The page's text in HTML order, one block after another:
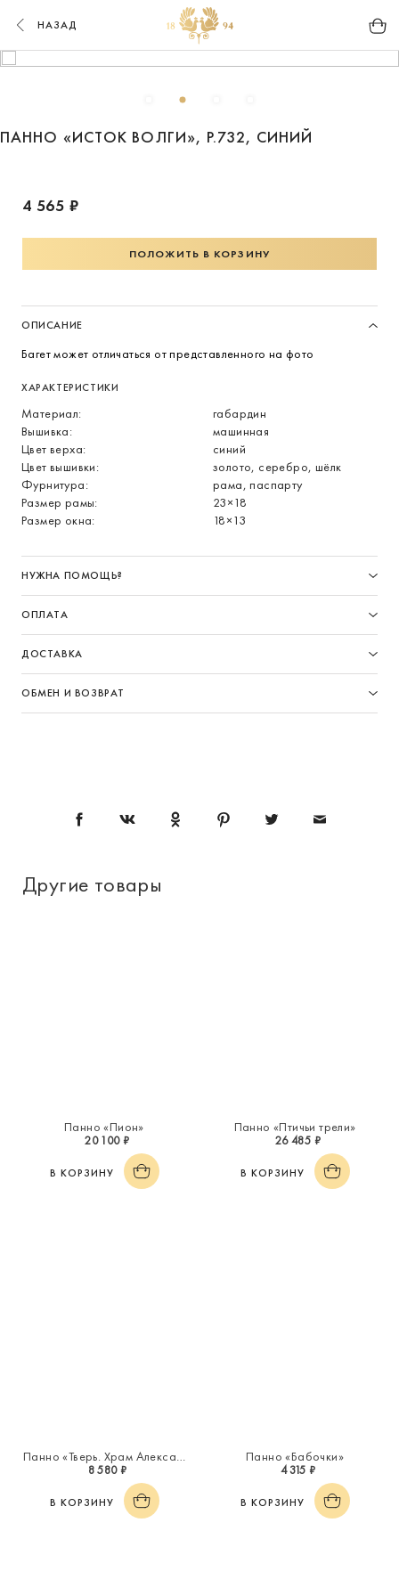
НАЗАД
ПАННО «ИСТОК ВОЛГИ», Р.732, СИНИЙ
4 565 ₽
ПОЛОЖИТЬ В КОРЗИНУ
ОПИСАНИЕ
Багет может отличаться от представленного на фото
ХАРАКТЕРИСТИКИ
Материал:
габардин
Вышивка:
машинная
Цвет верха:
синий
Цвет вышивки:
золото, серебро, шёлк
Фурнитура:
рама, паспарту
Размер рамы:
23×18
Размер окна:
18×13
НУЖНА ПОМОЩЬ?
ОПЛАТА
ДОСТАВКА
ОБМЕН И ВОЗВРАТ
Другие товары
Панно «Пион»
20 100 ₽
В КОРЗИНУ
Панно «Птичьи трели»
26 485 ₽
В КОРЗИНУ
Панно «Тверь. Храм Александра Невского»
8 580 ₽
В КОРЗИНУ
Панно «Бабочки»
4 315 ₽
В КОРЗИНУ